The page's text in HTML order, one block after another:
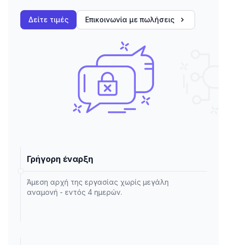
Δείτε τιμές Επικοινωνία με πωλήσεις
Γρήγορη έναρξη
Άμεση αρχή της εργασίας χωρίς μεγάλη
αναμονή - εντός 4 ημερών.